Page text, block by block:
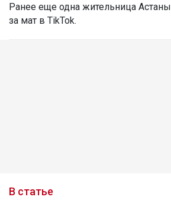
Ранее еще одна жительница Астаны
за мат в TikTok.
В статье